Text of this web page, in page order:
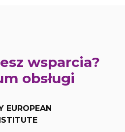
wsparcia?
obsługi
EUROPEAN